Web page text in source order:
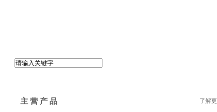
主 营 产 品 了解